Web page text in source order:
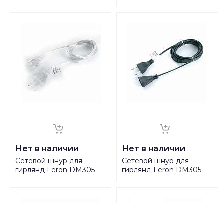
Нет в наличии
Сетевой шнур для
гирлянд Feron DM305
Нет в наличии
Сетевой шнур для
гирлянд Feron DM305